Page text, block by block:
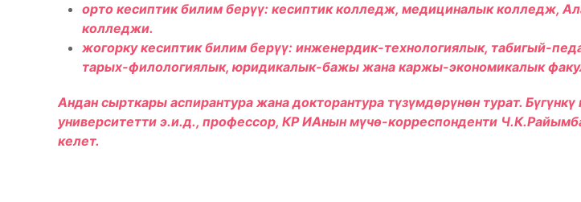
орто кесиптик билим берүү: кесиптик колледж, медициналык колледж,
колледжи.
жогорку кесиптик билим берүү: инженердик-технологиялык, табигый-
тарых-филологиялык, юридикалык-бажы жана каржы-экономикалык
Андан сырткары аспирантура жана докторантура түзүмдөрүнөн турат. Бүгүнкү
университетти э.и.д., профессор, КР ИАнын мүчө-корреспонденти
келет.